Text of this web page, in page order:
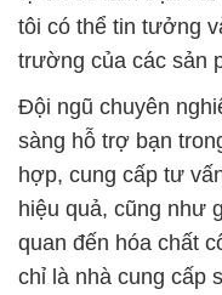
tôi có thể tin tưởng
trường của các sản
Đội ngũ chuyên
sàng hỗ trợ bạn
hợp, cung cấp tư
hiệu quả, cũng như
quan đến hóa chất
chỉ là nhà cung cấp